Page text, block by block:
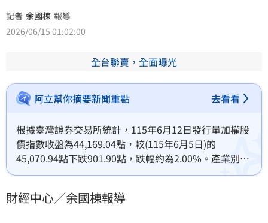
記者 余國棟 報導
2026/06/15 01:02:00
全台聯賣，全面曝光
阿立幫你摘要新聞重點 去看看
根據臺灣證券交易所統計，115年6月12日發行量加權股
價指數收盤為44,169.04點，較(115年6月5日)的
45,070.94點下跌901.90點，跌幅約為2.00%。產業別指
數方面，漲幅以運動休閒類指數上漲5.34%為最大，跌
數下跌944.33點，跌幅約為2.32%，未含電子類指數上
財經中心／余國棟報導